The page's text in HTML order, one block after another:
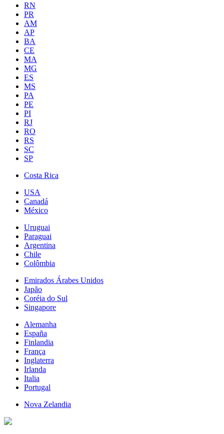
RN
PR
AM
AP
BA
CE
MA
MG
ES
MS
PA
PE
PI
RJ
RO
RS
SC
SP
Costa Rica
USA
Canadá
México
Uruguai
Paraguai
Argentina
Chile
Colômbia
Emirados Árabes Unidos
Japão
Coréia do Sul
Singapore
Alemanha
España
Finlandia
França
Inglaterra
Irlanda
Italia
Portugal
Nova Zelandia